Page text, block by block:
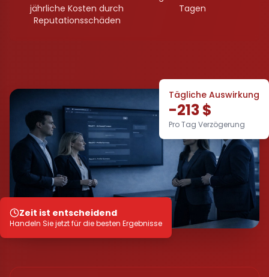
jährliche Kosten durch
Reputationsschäden
Tagen
Tägliche Auswirkung
-213 $
Pro Tag Verzögerung
Zeit ist entscheidend
Handeln Sie jetzt für die besten Ergebnisse